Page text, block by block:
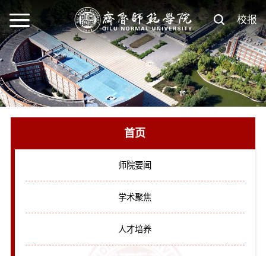
校报
首页
师院要闻
学术聚焦
人才培养